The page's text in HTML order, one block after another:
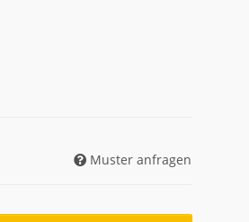
Muster anfragen